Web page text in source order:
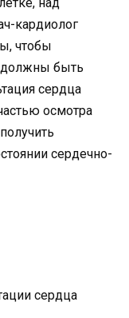
кардиолог
чтобы
должны быть
сердца
осмотра
сердечно-